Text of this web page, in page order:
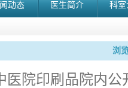
动态 医生简介 科
浏
医院印刷品院内公